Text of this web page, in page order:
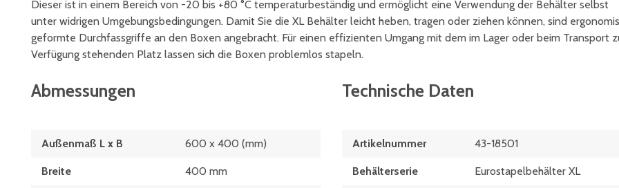
Dieser ist in einem Bereich von -20 bis +80 °C temperaturbeständig und ermöglicht eine Verwendung der Behälter selbst
unter widrigen Umgebungsbedingungen. Damit Sie die XL Behälter leicht heben, tragen oder ziehen können, sind
geformte Durchfassgriffe an den Boxen angebracht. Für einen effizienten Umgang mit dem im Lager oder beim Transport
Verfügung stehenden Platz lassen sich die Boxen problemlos stapeln.
Abmessungen
Außenmaß L x B 600 x 400 (mm)
Breite 400 mm
Technische Daten
Artikelnummer 43-18501
Behälterserie Eurostapelbehälter XL